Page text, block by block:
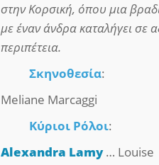
στην Κορσική, όπου μια
με έναν άνδρα καταλήγει σε
περιπέτεια.
Σκηνοθεσία:
Meliane Marcaggi
Κύριοι Ρόλοι:
Alexandra Lamy… Louise